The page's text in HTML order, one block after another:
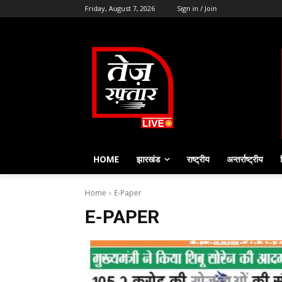
Friday, August 7, 2026 Sign in / Join
HOME झारखंड राष्ट्रीय अन्तर्राष्ट्रीय
Home E-Paper
E-PAPER